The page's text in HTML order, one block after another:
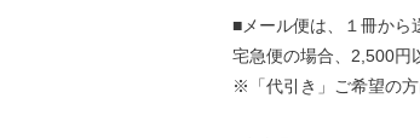
■メール便は、１冊から
宅急便の場合、2,500円
※「代引き」ご希望の方